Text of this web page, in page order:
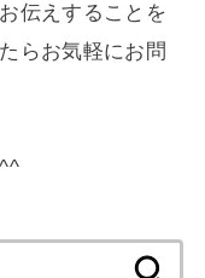
伝えすることを
らお気軽にお問